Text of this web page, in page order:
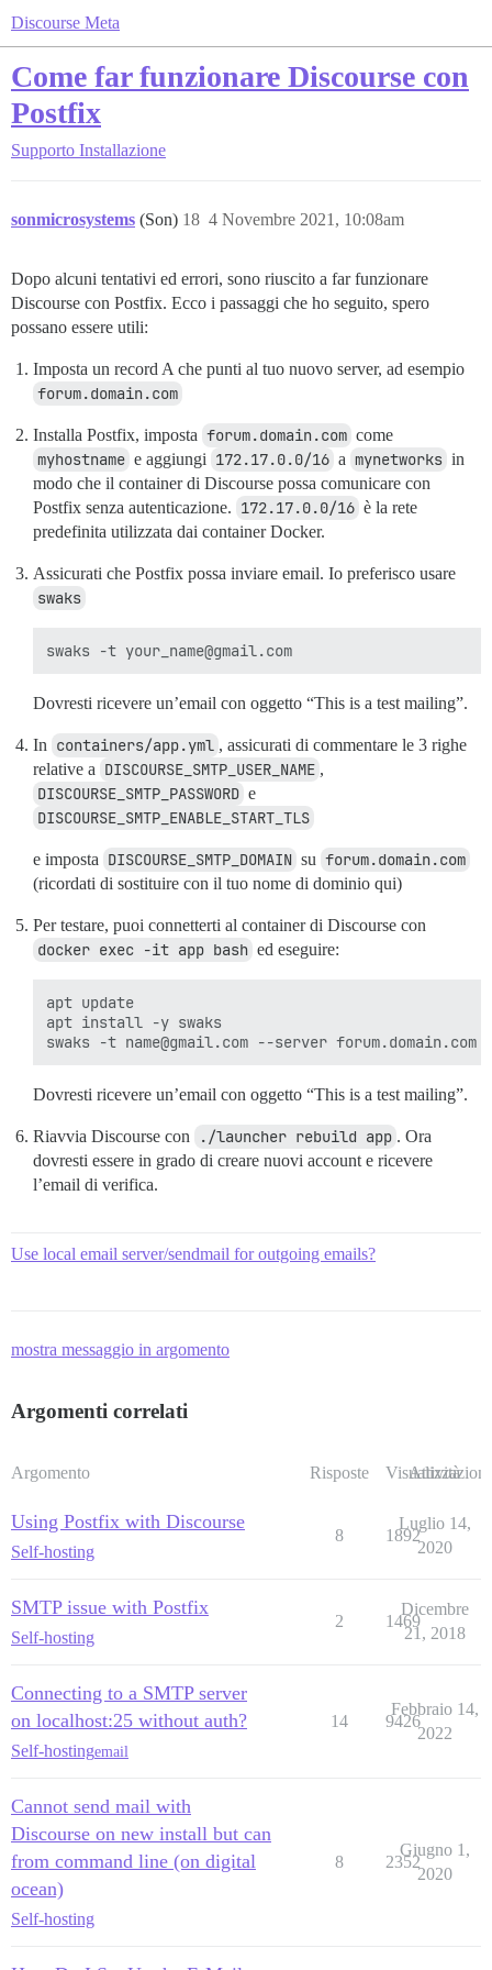
Discourse Meta
Come far funzionare Discourse con
Postfix
Supporto Installazione
sonmicrosystems (Son) 4 Novembre 2021, 10:08am
18
Dopo alcuni tentativi ed errori, sono riuscito a far funzionare
Discourse con Postfix. Ecco i passaggi che ho seguito, spero
possano essere utili:
Imposta un record A che punti al tuo nuovo server, ad esempio
forum.domain.com
Installa Postfix, imposta forum.domain.com come
myhostname e aggiungi 172.17.0.0/16 a mynetworks in
modo che il container di Discourse possa comunicare con
Postfix senza autenticazione. 172.17.0.0/16 è la rete
predefinita utilizzata dai container Docker.
Assicurati che Postfix possa inviare email. Io preferisco usare
swaks
Dovresti ricevere un’email con oggetto “This is a test mailing”.
In containers/app.yml , assicurati di commentare le 3 righe
relative a DISCOURSE_SMTP_USER_NAME ,
DISCOURSE_SMTP_PASSWORD e
DISCOURSE_SMTP_ENABLE_START_TLS
e imposta DISCOURSE_SMTP_DOMAIN su forum.domain.com
(ricordati di sostituire con il tuo nome di dominio qui)
Per testare, puoi connetterti al container di Discourse con
docker exec -it app bash ed eseguire:
apt update
apt install -y swaks
Dovresti ricevere un’email con oggetto “This is a test mailing”.
Riavvia Discourse con ./launcher rebuild app . Ora
dovresti essere in grado di creare nuovi account e ricevere
l’email di verifica.
Use local email server/sendmail for outgoing emails?
mostra messaggio in argomento
Argomenti correlati
Argomento Risposte Visualizzazioni
Attività
Using Postfix with Discourse
Self-hosting
8 1892
Luglio 14,
2020
SMTP issue with Postfix
Self-hosting
2 1469
Dicembre
21, 2018
Connecting to a SMTP server
on localhost:25 without auth?
Self-hostingemail
14 9426
Febbraio 14,
2022
Cannot send mail with
Discourse on new install but can
from command line (on digital
ocean)
Self-hosting
8 2352
Giugno 1,
2020